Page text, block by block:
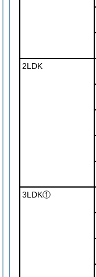
2LDK
3LDK①